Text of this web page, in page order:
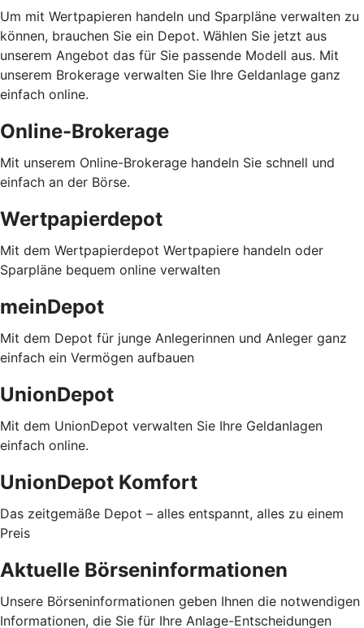
Um mit Wertpapieren handeln und Sparpläne verwalten zu
können, brauchen Sie ein Depot. Wählen Sie jetzt aus
unserem Angebot das für Sie passende Modell aus. Mit
unserem Brokerage verwalten Sie Ihre Geldanlage ganz
einfach online.
Online-Brokerage
Mit unserem Online-Brokerage handeln Sie schnell und
einfach an der Börse.
Wertpapierdepot
Mit dem Wertpapierdepot Wertpapiere handeln oder
Sparpläne bequem online verwalten
meinDepot
Mit dem Depot für junge Anlegerinnen und Anleger ganz
einfach ein Vermögen aufbauen
UnionDepot
Mit dem UnionDepot verwalten Sie Ihre Geldanlagen
einfach online.
UnionDepot Komfort
Das zeitgemäße Depot – alles entspannt, alles zu einem
Preis
Aktuelle Börseninformationen
Unsere Börseninformationen geben Ihnen die notwendigen
Informationen, die Sie für Ihre Anlage-Entscheidungen